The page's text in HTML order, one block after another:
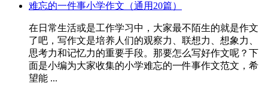
难忘的一件事小学作文（通用20篇）
在日常生活或是工作学习中，大家最不陌生的就是作文
了吧，写作文是培养人们的观察力、联想力、想象力、
思考力和记忆力的重要手段。那要怎么写好作文呢？下
面是小编为大家收集的小学难忘的一件事作文范文，希
望能 ...